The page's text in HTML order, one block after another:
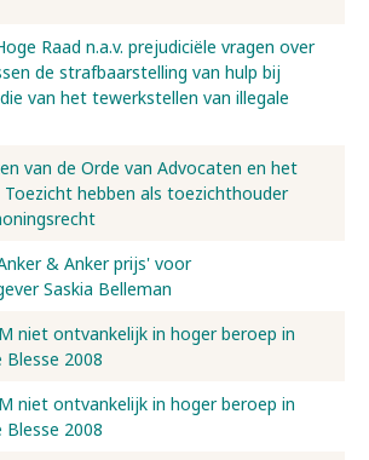
Raad n.a.v. prejudiciële vragen over
de strafbaarstelling van hulp bij
van het tewerkstellen van illegale
van de Orde van Advocaten en het
Toezicht hebben als toezichthouder
& Anker prijs' voor
Saskia Belleman
niet ontvankelijk in hoger beroep in
Blesse 2008
niet ontvankelijk in hoger beroep in
Blesse 2008